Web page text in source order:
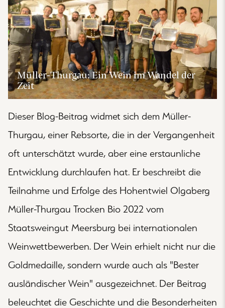
Müller-Thurgau: Ein Wein im Wandel der
Zeit
Dieser Blog-Beitrag widmet sich dem Müller-
Thurgau, einer Rebsorte, die in der Vergangenheit
oft unterschätzt wurde, aber eine erstaunliche
Entwicklung durchlaufen hat. Er beschreibt die
Teilnahme und Erfolge des Hohentwiel Olgaberg
Müller-Thurgau Trocken Bio 2022 vom
Staatsweingut Meersburg bei internationalen
Weinwettbewerben. Der Wein erhielt nicht nur die
Goldmedaille, sondern wurde auch als "Bester
ausländischer Wein" ausgezeichnet. Der Beitrag
beleuchtet die Geschichte und die Besonderheiten